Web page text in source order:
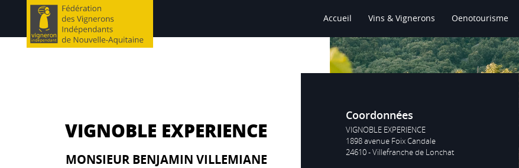
Accueil Vins & Vignerons Oenotourisme
VIGNOBLE EXPERIENCE
MONSIEUR BENJAMIN VILLEMIANE
VIGNOBLE EXPERIENCE
1898 avenue Foix Candale
Coordonnées
VIGNOBLE EXPERIENCE
1898 avenue Foix Candale
24610 - Villefranche de Lonchat